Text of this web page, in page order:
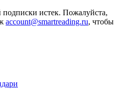
истек. Пожалуйста,
account@smartreading.ru, чтобы